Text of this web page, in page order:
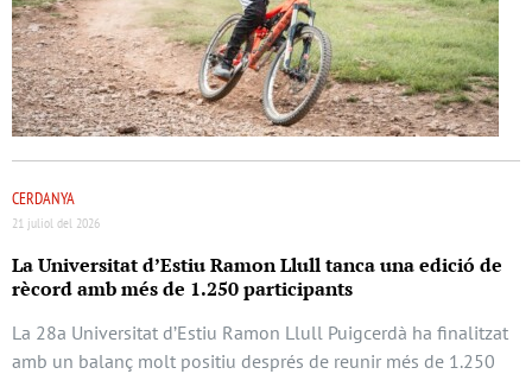
CERDANYA
21 juliol del 2026
La Universitat d’Estiu Ramon Llull tanca una edició de
rècord amb més de 1.250 participants
La 28a Universitat d’Estiu Ramon Llull Puigcerdà ha finalitzat
amb un balanç molt positiu després de reunir més de 1.250